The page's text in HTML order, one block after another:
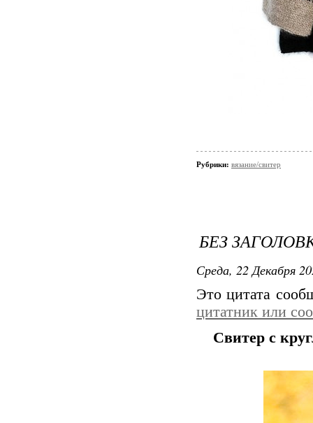
Рубрики: вязание/свитер
БЕЗ
Среда, 22 Декабря
Это цитата
цитатник или
Свитер с